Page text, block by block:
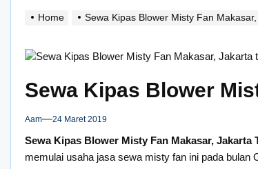
Home Sewa Kipas Blower Misty Fan
Sewa Kipas Blower
Aam 24 Maret 2019
Sewa Kipas Blower Misty Fan Makasar, Jakarta
memulai usaha jasa sewa misty fan ini pada